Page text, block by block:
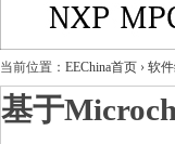
当前位置： EEChina首页 › 软
基于